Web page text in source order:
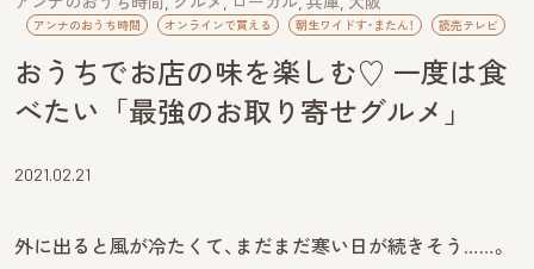
アンナのおうち時間 オンラインで買える 朝生ワイドす・またん！ 読売テレビ
おうちでお店の味を楽しむ♡ 一度は食
べたい「最強のお取り寄せグルメ」
2021.02.21
外に出ると風が冷たくて、まだまだ寒い日が続きそう……。